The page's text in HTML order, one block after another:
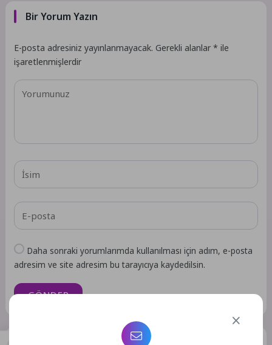
Bir Yorum Yazın
E-posta adresiniz yayınlanmayacak. Gerekli alanlar* ile
işaretlenmişlerdir
Daha sonraki yorumlarımda kullanılması için adım, e-posta
adresim ve site adresim bu tarayıcıya kaydedilsin.
GÖNDER